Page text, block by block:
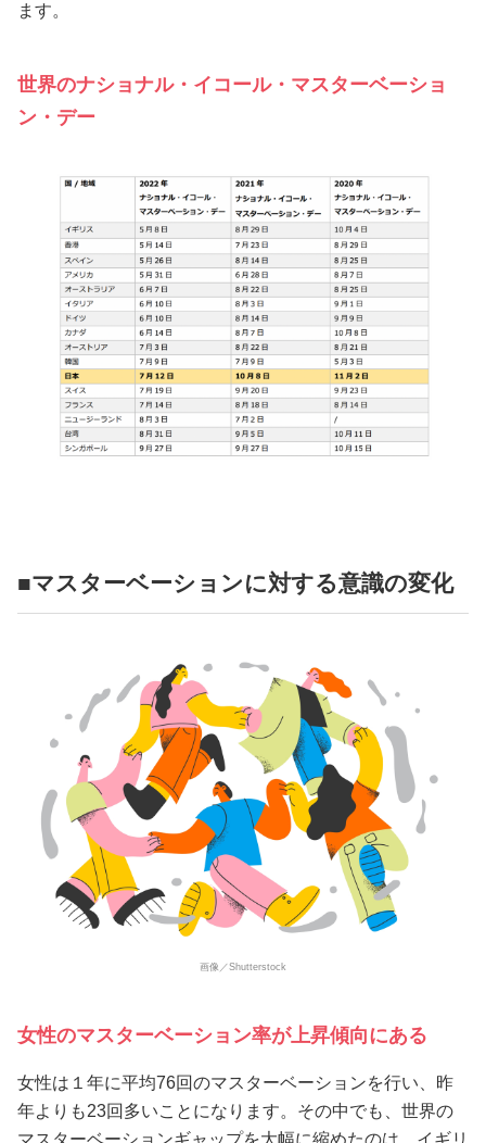
ます。
世界のナショナル・イコール・マスターベーショ
ン・デー
■マスターベーションに対する意識の変化
画像／Shutterstock
女性のマスターベーション率が上昇傾向にある
女性は１年に平均76回のマスターベーションを行い、昨
年よりも23回多いことになります。その中でも、世界の
マスターベーションギャップを大幅に縮めたのは、イギリ